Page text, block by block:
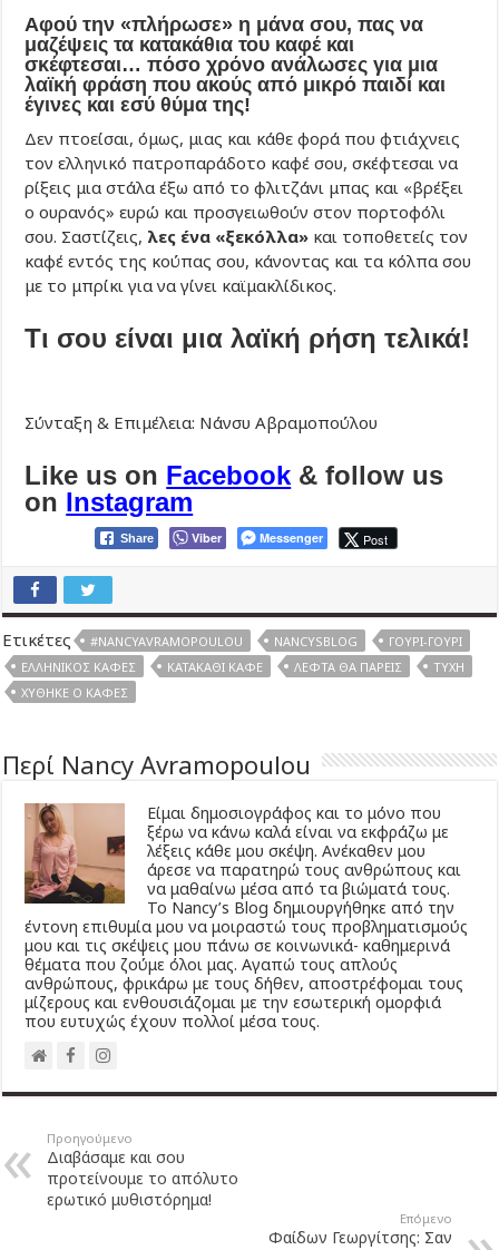
Αφού την «πλήρωσε» η μάνα σου, πας να
μαζέψεις τα κατακάθια του καφέ και
σκέφτεσαι… πόσο χρόνο ανάλωσες για μια
λαϊκή φράση που ακούς από μικρό παιδί και
έγινες και εσύ θύμα της!
Δεν πτοείσαι, όμως, μιας και κάθε φορά που φτιάχνεις
τον ελληνικό πατροπαράδοτο καφέ σου, σκέφτεσαι να
ρίξεις μια στάλα έξω από το φλιτζάνι μπας και «βρέξει
ο ουρανός» ευρώ και προσγειωθούν στον πορτοφόλι
σου. Σαστίζεις, λες ένα «ξεκόλλα» και τοποθετείς τον
καφέ εντός της κούπας σου, κάνοντας και τα κόλπα σου
με το μπρίκι για να γίνει καϊμακλίδικος.
Τι σου είναι μια λαϊκή ρήση τελικά!
Σύνταξη & Επιμέλεια: Νάνσυ Αβραμοπούλου
Like us on Facebook & follow us
on Instagram
Share Viber Messenger Post
Ετικέτες #NANCYAVRAMOPOULOU NANCYSBLOG
ΓΟΎΡΙ-ΓΟΎΡΙ
ΕΛΛΗΝΙΚΌΣ ΚΑΦΈΣ
ΚΑΤΑΚΆΘΙ ΚΑΦΈ ΛΕΦΤΆ ΘΑ ΠΆΡΕΙΣ
ΤΎΧΗ
ΧΎΘΗΚΕ Ο ΚΑΦΈΣ
Περί Nancy Avramopoulou
Είμαι δημοσιογράφος και το μόνο που
ξέρω να κάνω καλά είναι να εκφράζω με
λέξεις κάθε μου σκέψη. Ανέκαθεν μου
άρεσε να παρατηρώ τους ανθρώπους και
να μαθαίνω μέσα από τα βιώματά τους.
Το Νancy’s Βlog δημιουργήθηκε από την
έντονη επιθυμία μου να μοιραστώ τους προβληματισμούς
μου και τις σκέψεις μου πάνω σε κοινωνικά- καθημερινά
θέματα που ζούμε όλοι μας. Αγαπώ τους απλούς
ανθρώπους, φρικάρω με τους δήθεν, αποστρέφομαι τους
μίζερους και ενθουσιάζομαι με την εσωτερική ομορφιά
που ευτυχώς έχουν πολλοί μέσα τους.
Προηγούμενο
Διαβάσαμε και σου
προτείνουμε το απόλυτο
ερωτικό μυθιστόρημα!
Επόμενο
Φαίδων Γεωργίτσης: Σαν